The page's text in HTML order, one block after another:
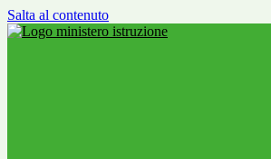
Salta al contenuto